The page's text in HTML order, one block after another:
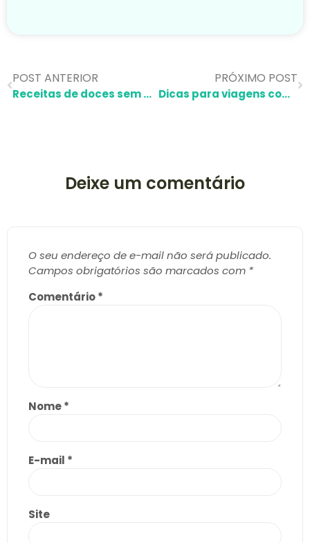
POST ANTERIOR
Receitas de doces sem açúcar para crianças: 5 ideias deliciosas
PRÓXIMO POST
Dicas para viagens com crianças: como curtir sem estresse
Deixe um comentário
O seu endereço de e-mail não será publicado.
Campos obrigatórios são marcados com *
Comentário*
Nome*
E-mail *
Site